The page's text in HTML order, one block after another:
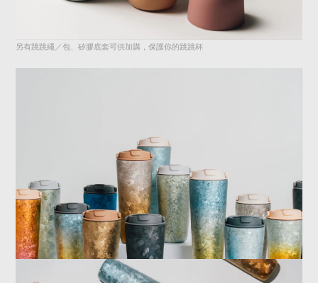
另有跳跳繩／包、矽膠底套可供加購，保護你的跳跳杯